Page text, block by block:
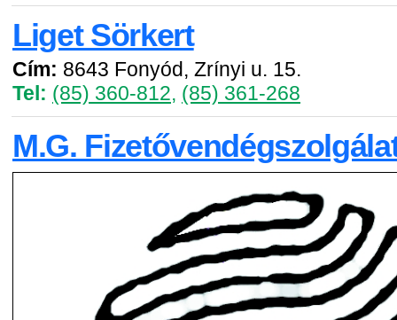
Liget Sörkert
Cím: 8643 Fonyód, Zrínyi u. 15.
Tel: (85) 360-812, (85) 361-268
M.G.